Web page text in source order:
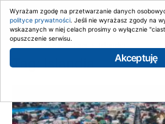
Strona główna
Tag: Islandia
Wyrażam zgodę na przetwarzanie danych
polityce prywatności. Jeśli nie wyrażasz zgody na
wskazanych w niej celach prosimy o wyłącznie
opuszczenie serwisu.
Akceptuję